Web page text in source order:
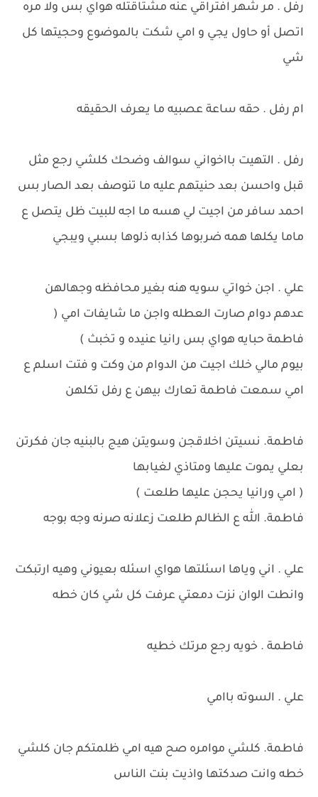
رفل . مر شهر افتراقي عنه مشتاقتله هواي بس ولا مره
اتصل أو حاول يجي و امي شكت بالموضوع وحجيتها كل
شي
ام رفل . حقه ساعة عصبيه ما يعرف الحقيقه
رفل . التهيت بااخواني سوالف وضحك كلشي رجع مثل
قبل واحسن بعد حنيتهم عليه ما تنوصف بعد الصار بس
احمد سافر من اجيت لي هسه ما اجه للبيت ظل يتصل ع
ماما يكلها همه ضربوها كذابه ذلوها بسبي ويبجي
علي . اجن خواتي سويه هنه بغير محافظه وجهالهن
عدهم دوام صارت العطله واجن ما شايفات امي (
فاطمة حبايه هواي بس رانيا عنيده و تخبث )
بيوم مالي خلك اجيت من الدوام من وكت و فتت اسلم ع
امي سمعت فاطمة تعارك بيهن ع رفل تكلهن
فاطمة. نسيتن اخلاقجن وسويتن هيج بالبنيه جان فكرتن
بعلي يموت عليها ومتاذي لغيابها
( امي ورانيا يحجن عليها طلعت )
فاطمة. الله ع الظالم طلعت زعلانه صرنه وجه بوجه
علي . اني وياها اسئلتها هواي اسئله بعيوني وهيه ارتبكت
وانطت الوان نزت دمعتي عرفت كل شي كان خطه
فاطمة . خويه رجع مرتك خطيه
علي . السوته باامي
فاطمة. كلشي موامره صح هيه امي ظلمتكم جان كلشي
خطه وانت صدكتها واذيت بنت الناس